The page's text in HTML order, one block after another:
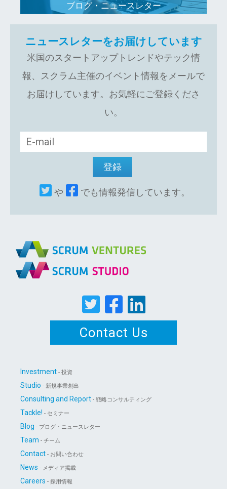
ブログ・ニュースレター
ニュースレターをお届けしています
米国のスタートアップトレンドやテック情
報、スクラム主催のイベント情報をメールで
お届けしています。お気軽にご登録くださ
い。
や でも情報発信しています。
Contact Us
Investment - 投資
Studio - 新規事業創出
Consulting and Report - 戦略コンサルティング
Tackle! - セミナー
Blog - ブログ・ニュースレター
Team - チーム
Contact - お問い合わせ
News - メディア掲載
Careers - 採用情報